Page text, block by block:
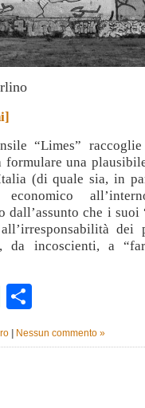
“Limes”
una
(di quale sia, in
dall’assunto che i suoi
dei
da incoscienti, a
WhatsApp
Nessun commento »